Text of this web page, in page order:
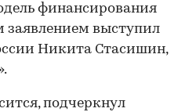
финансирования
заявлением выступил
Никита Стасишин,
подчеркнул